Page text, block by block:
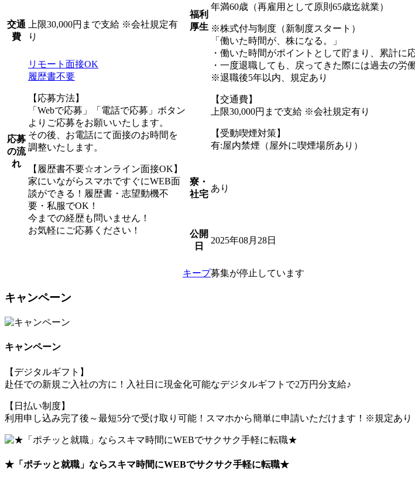
交通
費
上限30,000円まで支給 ※会社規定有
り
応募
の流
れ
リモート面接OK
履歴書不要
【応募方法】
「Webで応募」「電話で応募」ボタン
よりご応募をお願いいたします。
その後、お電話にて面接のお時間を
調整いたします。
【履歴書不要☆オンライン面接OK】
家にいながらスマホですぐにWEB面
談ができる！履歴書・志望動機不
要・私服でOK！
今までの経歴も問いません！
お気軽にご応募ください！
福利
厚生
年満60歳（再雇用として原則65歳迄就業）
※株式付与制度（新制度スタート）
「働いた時間が、株になる。」
・働いた時間がポイントとして貯まり、累計に
・一度退職しても、戻ってきた際には過去の
※退職後5年以内、規定あり
【交通費】
上限30,000円まで支給 ※会社規定有り
【受動喫煙対策】
有:屋内禁煙（屋外に喫煙場所あり）
寮・
社宅
あり
公開
日
2025年08月28日
キープ募集が停止しています
キャンペーン
キャンペーン
【デジタルギフト】
赴任での新規ご入社の方に！入社日に現金化可能なデジタルギフトで2万円分支給♪
【日払い制度】
利用申し込み完了後～最短5分で受け取り可能！スマホから簡単に申請いただけます！※規定あり
★「ポチッと就職」ならスキマ時間にWEBでサクサク手軽に転職★